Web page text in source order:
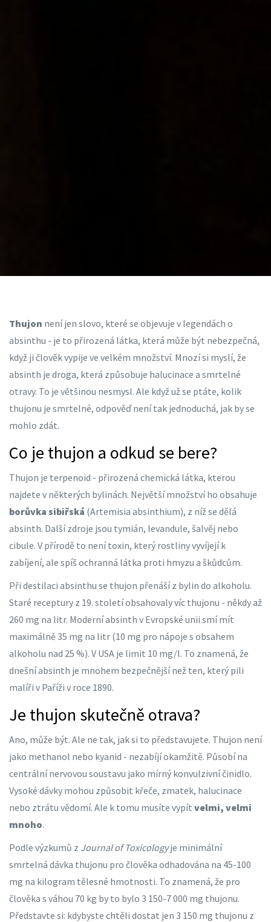
Thujon není jen slovo, které se objevuje v legendách o
absinthu - je to přirozená látka, která může být nebezpečná,
když ji člověk vypije ve velkém množství. Mnozí si myslí, že
absinth je droga, která způsobuje halucinace a smrtelné
otravy. To je většinou nesmysl. Ale když už se ptáte, kolik
thujonu je smrtelné, odpověď není tak jednoduchá, jak by se
mohlo zdát.
Co je thujon a odkud se bere?
Thujon je terpenoid - přirozená chemická látka, kterou
najdete v některých bylinách. Největší množství ho obsahuje
borůvka sibiřská (Artemisia absinthium), z níž se dělá
absinth. Další zdroje jsou tymián, levandule, šalvěj nebo
cibule. V přírodě to není toxin, který rostliny vyvíjejí k
zabíjení, ale spíš ochranná látka proti hmyzu a škůdcům.
Při destilaci absinthu se thujon přenáší z bylin do alkoholu.
Staré receptury z 19. století obsahovaly víc thujonu - někdy až
260 mg na litr. Moderní absinth v Evropské unii smí mít
maximálně 35 mg na litr (10 mg pro nápoje s obsahem
alkoholu nad 25 %). V USA je limit 10 mg/l. To znamená, že
dnešní absinth je mnohem bezpečnější než ten, který pili
malíři v Paříži v roce 1890.
Je thujon skutečně otrava?
Ano, může být. Ale ne tak, jak si to představujete. Thujon není
jako methanol nebo kyanid - nezabíjí okamžitě. Působí na
centrální nervovou soustavu jako mírný konvulzivní činidlo.
Vysoké dávky mohou způsobit křeče, zmatek, halucinace
nebo ztrátu vědomí. Ale k tomu musíte vypít velmi, velmi
mnoho.
Podle výzkumů z Journal of Toxicologyje minimální
smrtelná dávka thujonu pro člověka odhadována na 45-100
mg na kilogram tělesné hmotnosti. To znamená, že pro
člověka s váhou 70 kg by to bylo 3 150-7 000 mg thujonu.
Představte si: kdybyste chtěli dostat jen 3 150 mg thujonu z